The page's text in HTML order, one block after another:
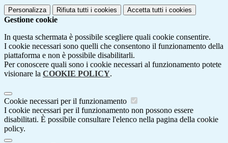
Personalizza Rifiuta tutti i cookies Accetta tutti i cookies
Gestione cookie
In questa schermata è possibile scegliere quali cookie consentire.
I cookie necessari sono quelli che consentono il funzionamento della
piattaforma e non è possibile disabilitarli.
Per conoscere quali sono i cookie necessari al funzionamento potete
visionare la COOKIE POLICY.
Cookie necessari per il funzionamento
I cookie necessari per il funzionamento non possono essere
disabilitati. È possibile consultare l'elenco nella pagina della cookie
policy.